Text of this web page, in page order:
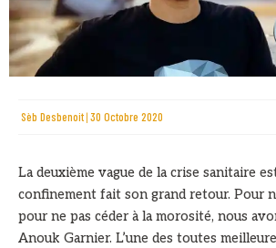
Sèb Desbenoit 30 Octobre 2020
La deuxième vague de la crise sanitaire
confinement fait son grand retour. Pour
pour ne pas céder à la morosité, nous
Anouk Garnier. L’une des toutes